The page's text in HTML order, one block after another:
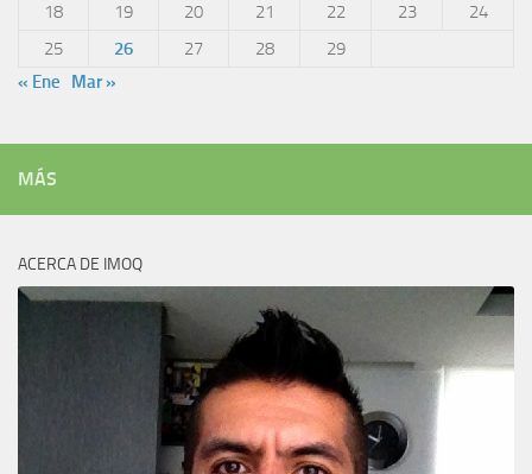
18
19 20 21 22 23
24
25
26 27 28
29
« Ene
Mar »
MÁS
ACERCA DE IMOQ